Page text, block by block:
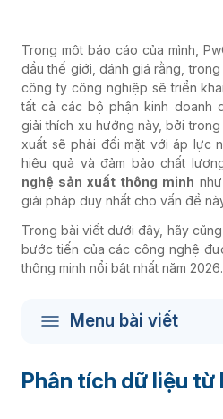
Trong một báo cáo của mình,
đầu thế giới, đánh giá rằng,
công ty công nghiệp sẽ triển
tất cả các bộ phận kinh doanh
giải thích xu hướng này, bởi
xuất sẽ phải đối mặt với áp lực
hiệu quả và đảm bảo chất
nghệ sản xuất thông minh
giải pháp duy nhất cho vấn đề
Trong bài viết dưới đây, hãy
bước tiến của các công nghệ
thông minh nổi bật nhất năm 2026.
Menu bài viết
Phân tích dữ liệu từ